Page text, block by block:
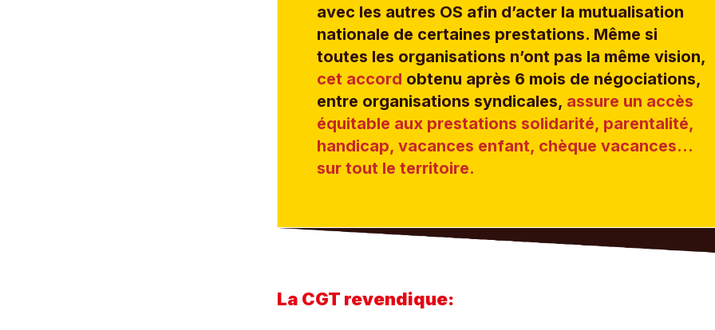
avec les autres OS afin d’acter la mutualisation
nationale de certaines prestations. Même si
toutes les organisations n’ont pas la même vision,
cet accord obtenu après 6 mois de négociations,
entre organisations syndicales, assure un accès
équitable aux prestations solidarité, parentalité,
handicap, vacances enfant, chèque vacances…
sur tout le territoire.
La CGT revendique: